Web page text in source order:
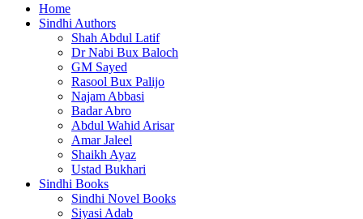
Home
Sindhi Authors
Shah Abdul Latif
Dr Nabi Bux Baloch
GM Sayed
Rasool Bux Palijo
Najam Abbasi
Badar Abro
Abdul Wahid Arisar
Amar Jaleel
Shaikh Ayaz
Ustad Bukhari
Sindhi Books
Sindhi Novel Books
Siyasi Adab